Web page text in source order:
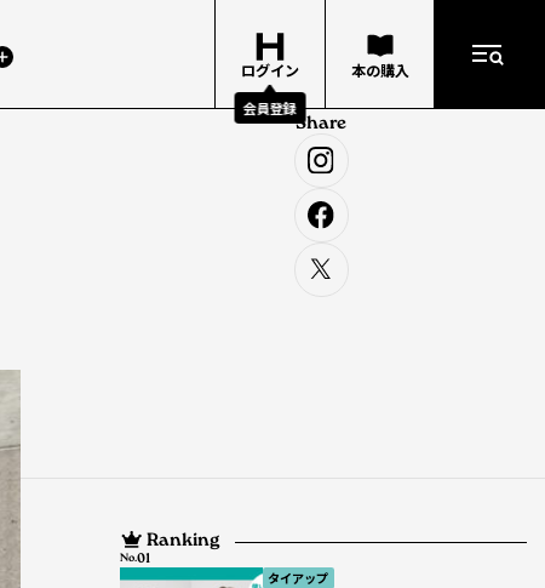
ログイン
会員登録
本の購入
Share
Ranking
タイアップ
No.